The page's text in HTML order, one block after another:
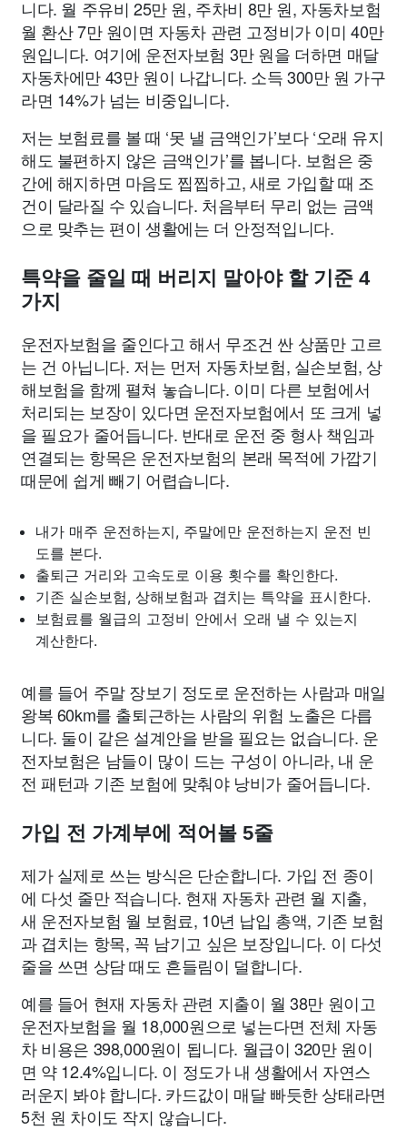
니다. 월 주유비 25만 원, 주차비 8만 원, 자동차보험
월 환산 7만 원이면 자동차 관련 고정비가 이미 40만
원입니다. 여기에 운전자보험 3만 원을 더하면 매달
자동차에만 43만 원이 나갑니다. 소득 300만 원 가구
라면 14%가 넘는 비중입니다.
저는 보험료를 볼 때 ‘못 낼 금액인가’보다 ‘오래 유지
해도 불편하지 않은 금액인가’를 봅니다. 보험은 중
간에 해지하면 마음도 찝찝하고, 새로 가입할 때 조
건이 달라질 수 있습니다. 처음부터 무리 없는 금액
으로 맞추는 편이 생활에는 더 안정적입니다.
특약을 줄일 때 버리지 말아야 할 기준 4
가지
운전자보험을 줄인다고 해서 무조건 싼 상품만 고르
는 건 아닙니다. 저는 먼저 자동차보험, 실손보험, 상
해보험을 함께 펼쳐 놓습니다. 이미 다른 보험에서
처리되는 보장이 있다면 운전자보험에서 또 크게 넣
을 필요가 줄어듭니다. 반대로 운전 중 형사 책임과
연결되는 항목은 운전자보험의 본래 목적에 가깝기
때문에 쉽게 빼기 어렵습니다.
내가 매주 운전하는지, 주말에만 운전하는지 운전 빈
도를 본다.
출퇴근 거리와 고속도로 이용 횟수를 확인한다.
기존 실손보험, 상해보험과 겹치는 특약을 표시한다.
보험료를 월급의 고정비 안에서 오래 낼 수 있는지
계산한다.
예를 들어 주말 장보기 정도로 운전하는 사람과 매일
왕복 60km를 출퇴근하는 사람의 위험 노출은 다릅
니다. 둘이 같은 설계안을 받을 필요는 없습니다. 운
전자보험은 남들이 많이 드는 구성이 아니라, 내 운
전 패턴과 기존 보험에 맞춰야 낭비가 줄어듭니다.
가입 전 가계부에 적어볼 5줄
제가 실제로 쓰는 방식은 단순합니다. 가입 전 종이
에 다섯 줄만 적습니다. 현재 자동차 관련 월 지출,
새 운전자보험 월 보험료, 10년 납입 총액, 기존 보험
과 겹치는 항목, 꼭 남기고 싶은 보장입니다. 이 다섯
줄을 쓰면 상담 때도 흔들림이 덜합니다.
예를 들어 현재 자동차 관련 지출이 월 38만 원이고
운전자보험을 월 18,000원으로 넣는다면 전체 자동
차 비용은 398,000원이 됩니다. 월급이 320만 원이
면 약 12.4%입니다. 이 정도가 내 생활에서 자연스
러운지 봐야 합니다. 카드값이 매달 빠듯한 상태라면
5천 원 차이도 작지 않습니다.